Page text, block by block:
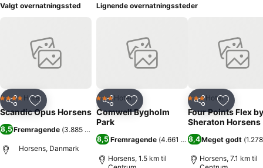
gør, at vores gæster altid kan finde et sted at stille bilen. Velkommen
Valgt overnatningssted
Del Føj til favoritter
4 StjernerHotel
Scandic Opus Horsens
8,5Fremragende (3.885 bedømmelser
Horsens, Danmark
Lignende overnatningssteder
Del Føj til favoritter
3 Stjerner
Hotel
Comwell Bygholm
Park
8,5 Fremragende (4.661 bedømmelser )
Horsens, 1.5 km til
Del Føj til
3 Stjerner
Hotel
Four Points Flex by
Sheraton Horsens
8,4Meget godt (
Horsens, 7.1 km til